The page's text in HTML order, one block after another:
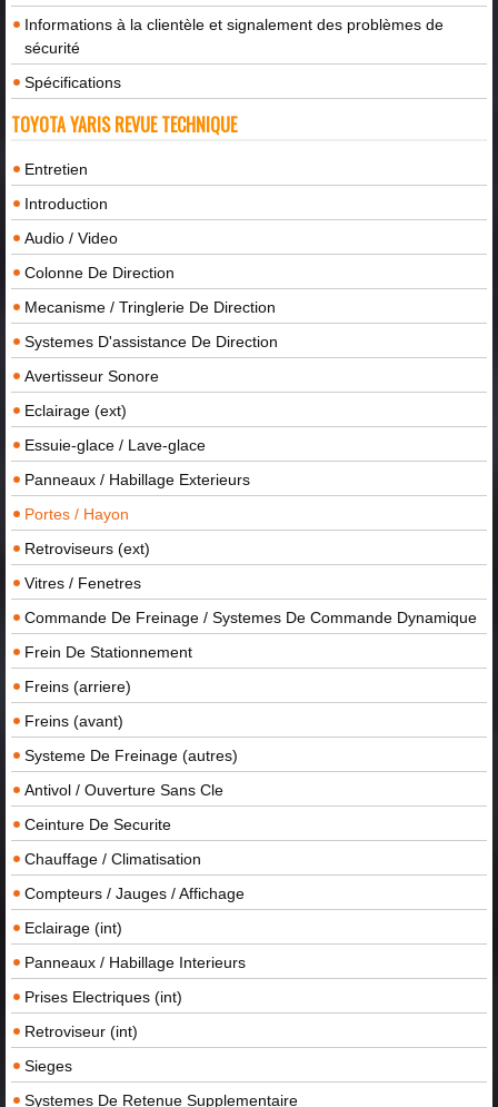
Informations à la clientèle et signalement des problèmes de
sécurité
Spécifications
TOYOTA YARIS REVUE TECHNIQUE
Entretien
Introduction
Audio / Video
Colonne De Direction
Mecanisme / Tringlerie De Direction
Systemes D'assistance De Direction
Avertisseur Sonore
Eclairage (ext)
Essuie-glace / Lave-glace
Panneaux / Habillage Exterieurs
Portes / Hayon
Retroviseurs (ext)
Vitres / Fenetres
Commande De Freinage / Systemes De Commande Dynamique
Frein De Stationnement
Freins (arriere)
Freins (avant)
Systeme De Freinage (autres)
Antivol / Ouverture Sans Cle
Ceinture De Securite
Chauffage / Climatisation
Compteurs / Jauges / Affichage
Eclairage (int)
Panneaux / Habillage Interieurs
Prises Electriques (int)
Retroviseur (int)
Sieges
Systemes De Retenue Supplementaire